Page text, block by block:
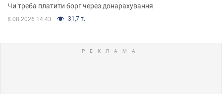
Чи треба платити борг через донарахування
8.08.2026 14:43 31,7 т.